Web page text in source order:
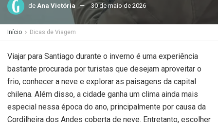
de Ana Victória 30 de maio de 2026
Início Dicas de Viagem
Viajar para Santiago durante o inverno é uma experiência
bastante procurada por turistas que desejam aproveitar o
frio, conhecer a neve e explorar as paisagens da capital
chilena. Além disso, a cidade ganha um clima ainda mais
especial nessa época do ano, principalmente por causa da
Cordilheira dos Andes coberta de neve. Entretanto, escolher